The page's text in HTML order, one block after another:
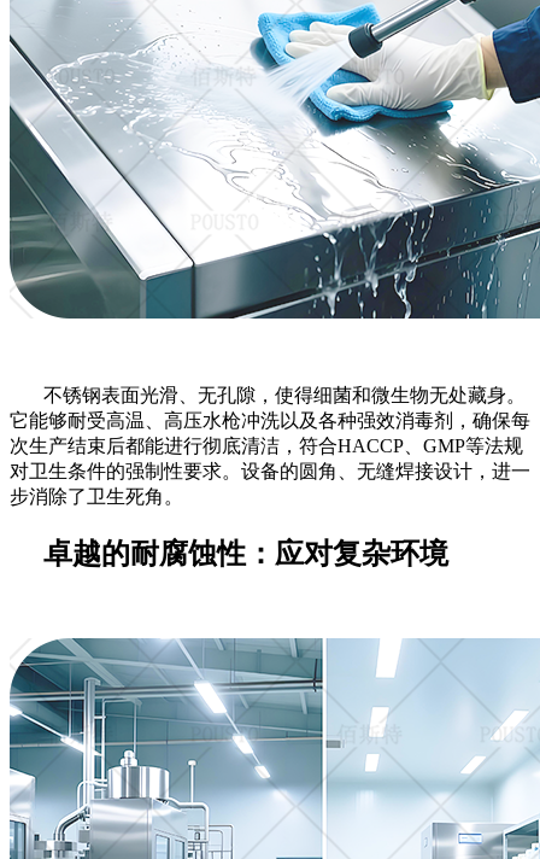
不锈钢表面光滑、无孔隙，使得细菌和微生物无处藏身。
它能够耐受高温、高压水枪冲洗以及各种强效消毒剂，确保每
次生产结束后都能进行彻底清洁，符合HACCP、GMP等法规
对卫生条件的强制性要求。设备的圆角、无缝焊接设计，进一
步消除了卫生死角。
卓越的耐腐蚀性：应对复杂环境